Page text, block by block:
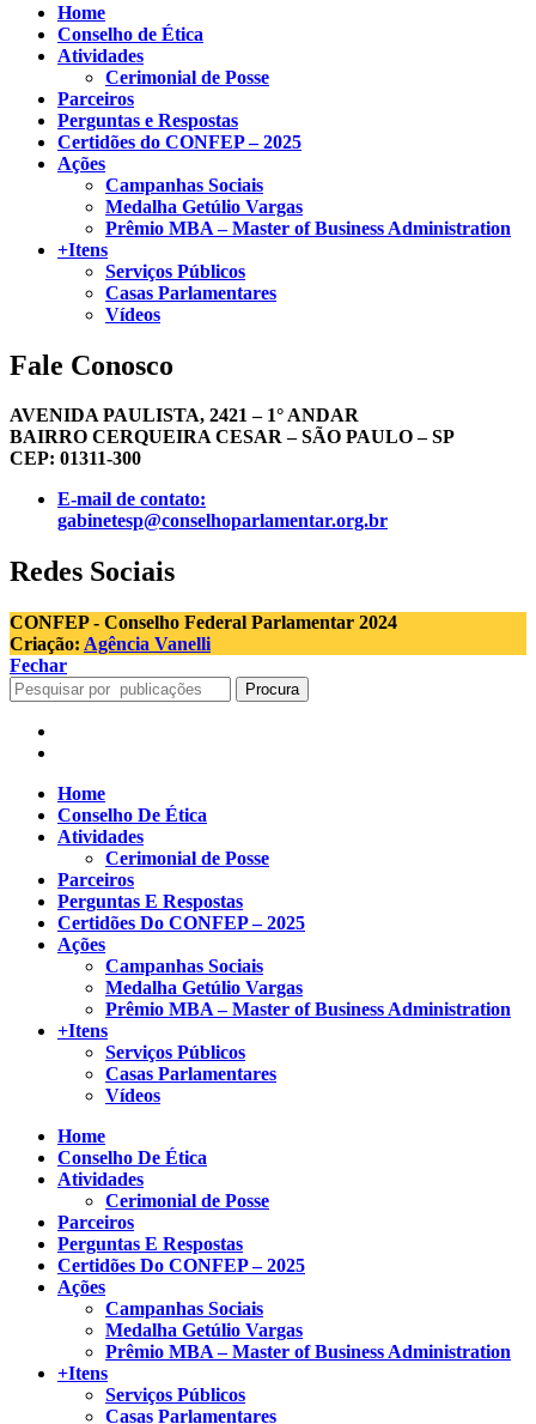
Home
Conselho de Ética
Atividades
Cerimonial de Posse
Parceiros
Perguntas e Respostas
Certidões do CONFEP – 2025
Ações
Campanhas Sociais
Medalha Getúlio Vargas
Prêmio MBA – Master of Business Administration
+Itens
Serviços Públicos
Casas Parlamentares
Vídeos
Fale Conosco
AVENIDA PAULISTA, 2421 – 1° ANDAR
BAIRRO CERQUEIRA CESAR – SÃO PAULO – SP
CEP: 01311-300
E-mail de contato:
gabinetesp@conselhoparlamentar.org.br
Redes Sociais
CONFEP - Conselho Federal Parlamentar 2024
Criação: Agência Vanelli
Fechar
Procura
Home
Conselho De Ética
Atividades
Cerimonial de Posse
Parceiros
Perguntas E Respostas
Certidões Do CONFEP – 2025
Ações
Campanhas Sociais
Medalha Getúlio Vargas
Prêmio MBA – Master of Business Administration
+Itens
Serviços Públicos
Casas Parlamentares
Vídeos
Home
Conselho De Ética
Atividades
Cerimonial de Posse
Parceiros
Perguntas E Respostas
Certidões Do CONFEP – 2025
Ações
Campanhas Sociais
Medalha Getúlio Vargas
Prêmio MBA – Master of Business Administration
+Itens
Serviços Públicos
Casas Parlamentares